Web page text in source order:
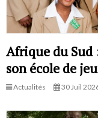
Afrique du
son école de
Actualités 30 Juil